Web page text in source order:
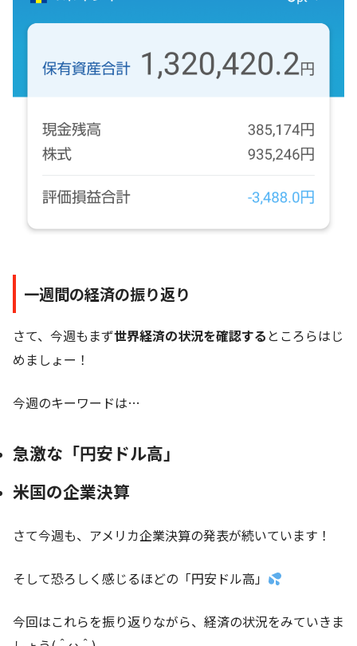
一週間の経済の振り返り
さて、今週もまず世界経済の状況を確認する ところらはじ
めましょー！
今週のキーワードは…
急激な「円安ドル高」
米国の企業決算
さて今週も、アメリカ企業決算の発表が続いています！
そして恐ろしく感じるほどの「円安ドル高」
今回はこれらを振り返りながら、経済の状況をみていきま